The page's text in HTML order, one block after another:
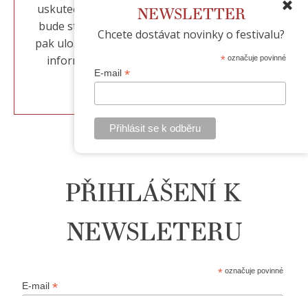
uskuteční v náhradním termínu a prostorách,
bude streamován přes sociální sítě a záznam
pak uložen na YouTube kanálu festivalu. Další
informace organizátoři zveřejnění během
následujících dní.
NEWSLETTER
Chcete dostávat novinky o festivalu?
* označuje povinné
E-mail *
PŘIHLÁŠENÍ K
NEWSLETERU
* označuje povinné
E-mail*